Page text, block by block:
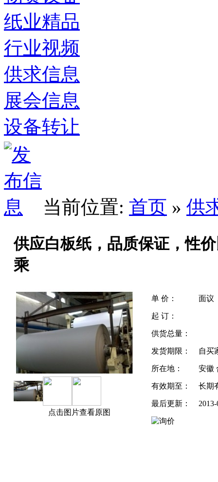
纸业精品
行业视频
供求信息
展会信息
设备转让
当前位置: 首页 » 供
供应白板纸，品质保证，性
乘
点击图片查看原图
单 价： 面议
起 订：
供货总量：
发货期限： 自买
所在地： 安徽
有效期至： 长期
最后更新：